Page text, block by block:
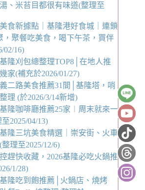
、米苔目都很有味道(整理至
食新據點｜基隆港好食城｜連鎖
，聚餐吃美食，喝下午茶，買伴
02/16)
基隆刈包總整理TOP8│在地人推
家(補充於2026/01/27)
義二路美食推薦31間│基隆塔，哨
理 (於2026/3/14新增)
基隆咖啡廳推薦25家︱周末就來一
2025/04/13)
基隆三坑美食精選｜崇安街、火車
理至2025/12/6)
趕快收藏，2026基隆必吃火鍋推
1/28)
基隆吃到飽推薦│火鍋店、燒烤